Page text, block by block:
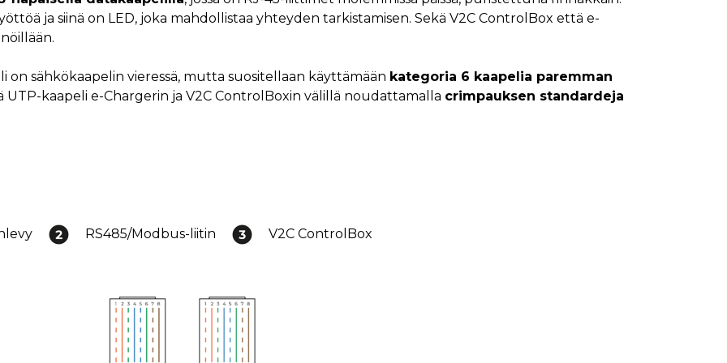
ja siinä on LED, joka mahdollistaa yhteyden tarkistamisen. Sekä V2C ControlBox että e-
on sähkökaapelin vieressä, mutta suositellaan käyttämään kategoria 6 kaapelia paremman
UTP-kaapeli e-Chargerin ja V2C ControlBoxin välillä noudattamalla crimpauksen standardeja
RS485/Modbus-liitin V2C ControlBox